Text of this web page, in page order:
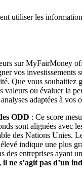
utiliser les
sur MyFairMoney
vos investissements
Que vous souhaitiez
valeurs ou évaluer la
adaptées à vos
ODD : Ce score
sont alignées avec
des Nations Unies.
indique une plus
des entreprises ayant
ne s’agit pas d’un